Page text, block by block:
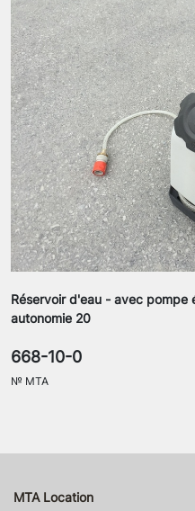
Réservoir d'eau - avec
autonomie 20
668-10-0
№ MTA
MTA Location